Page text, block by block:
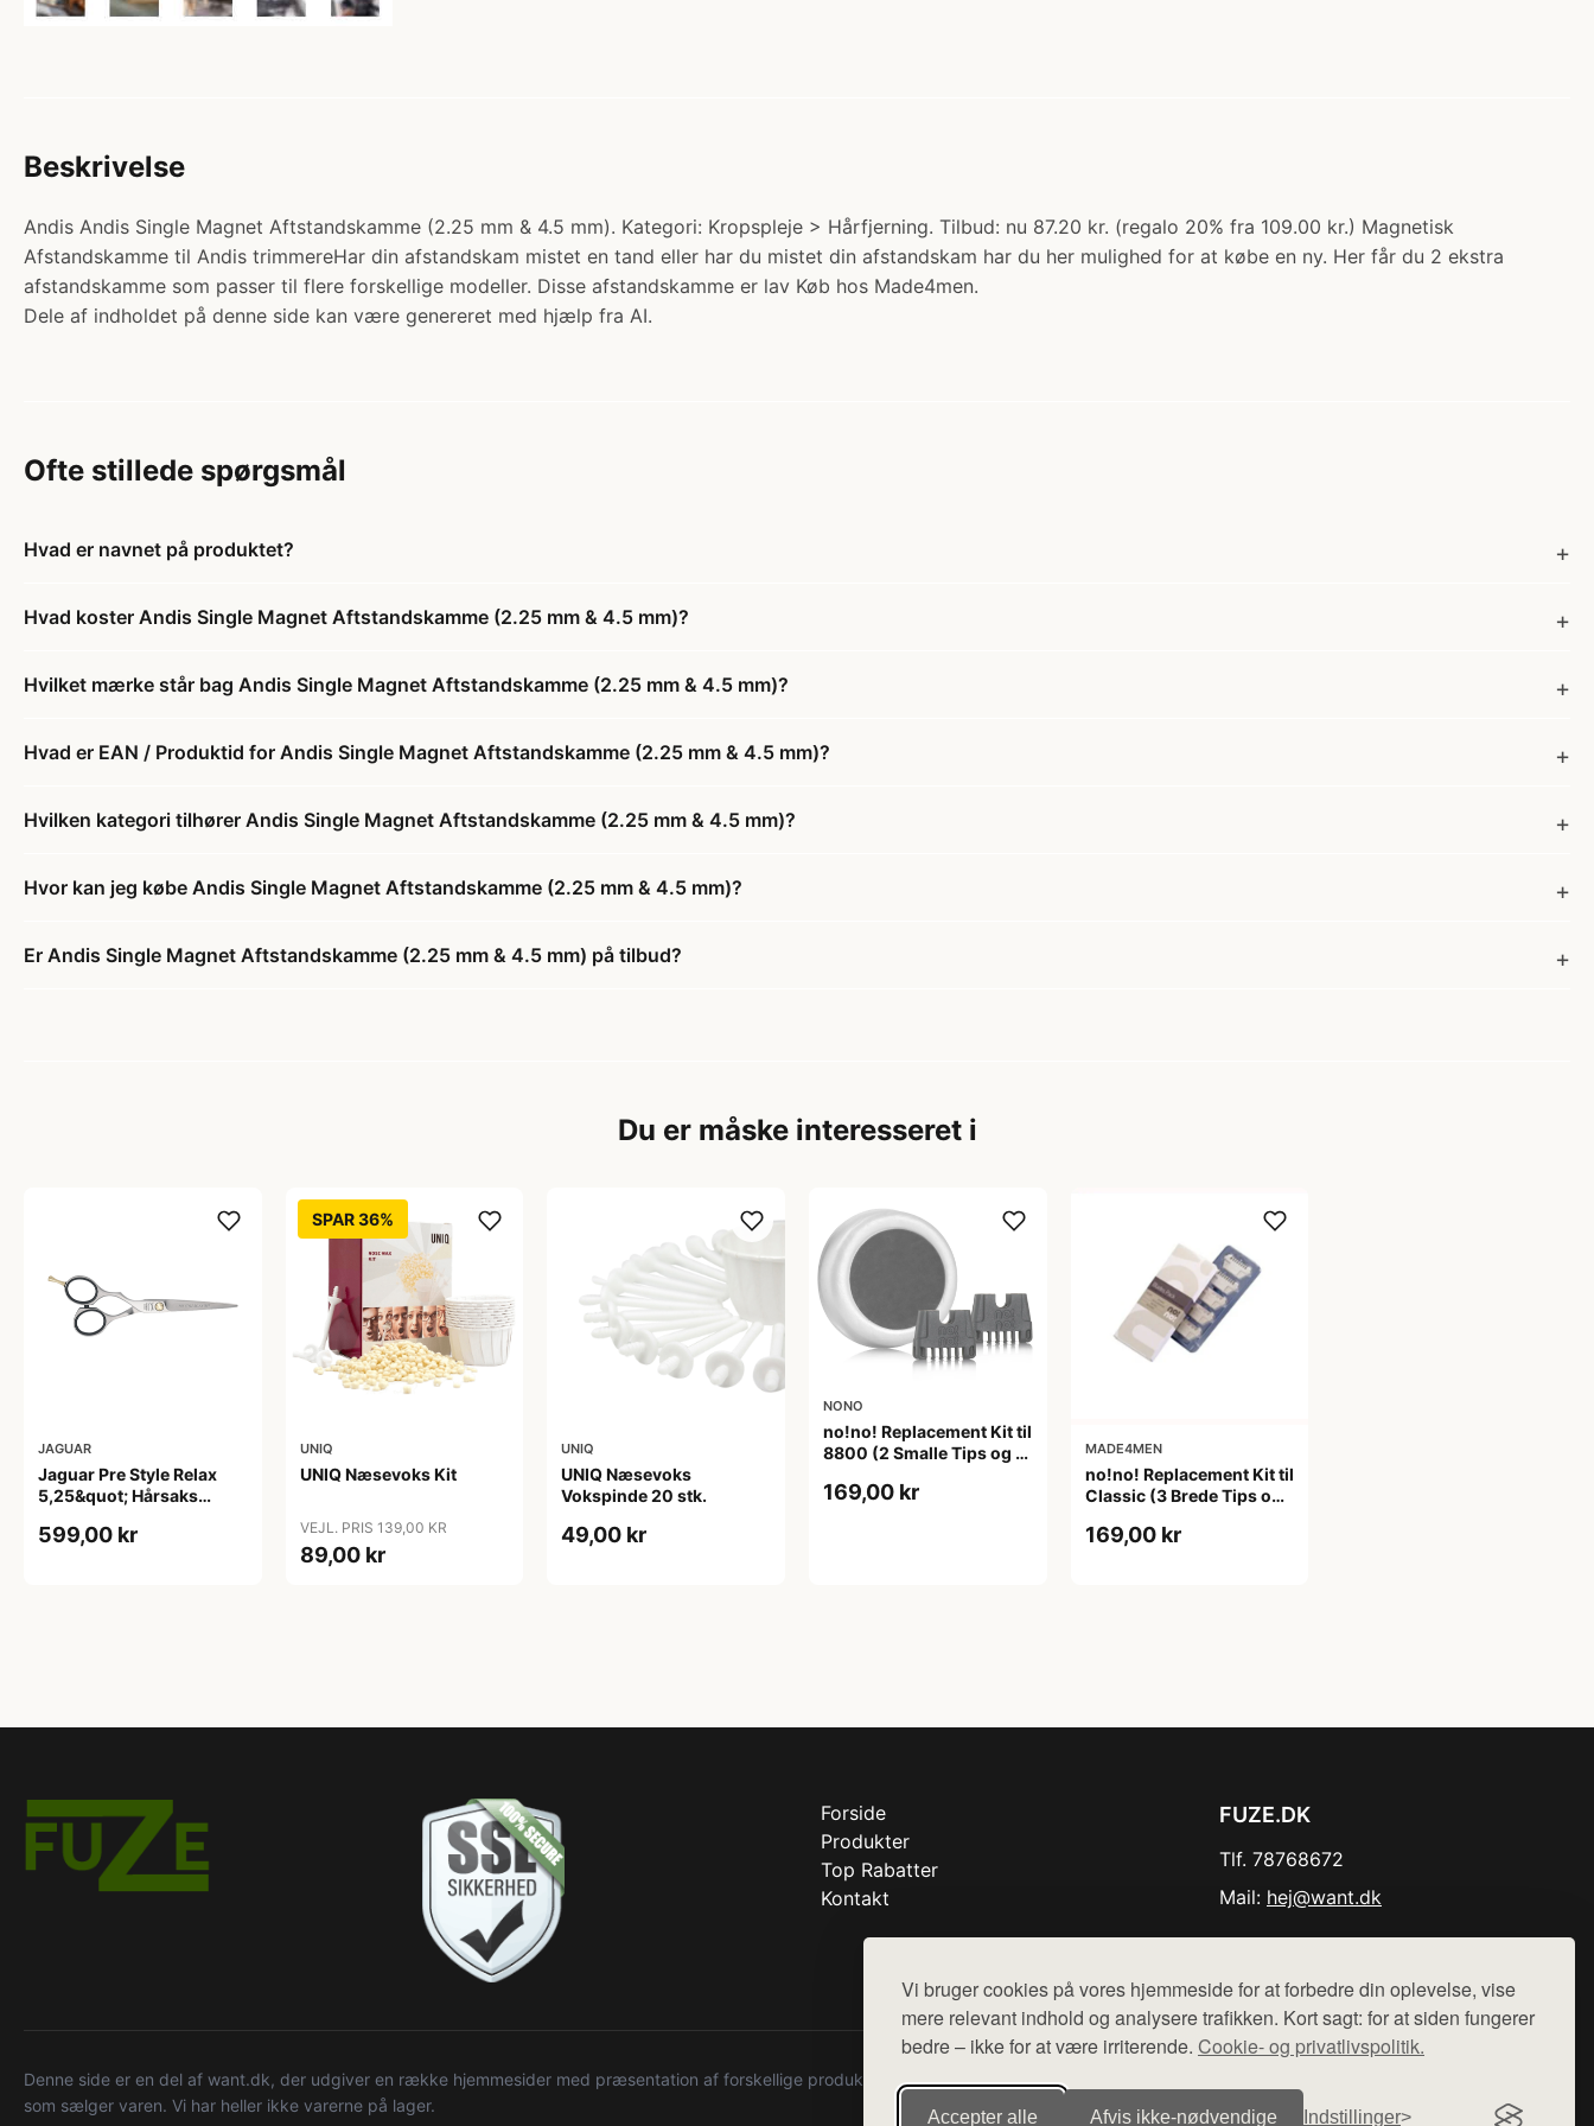
Vi bruger cookies på vores hjemmeside for at forbedre din oplevelse, vise
mere relevant indhold og analysere trafikken. Kort sagt: for at siden fungerer
bedre – ikke for at være irriterende. Cookie- og privatlivspolitik.
Accepter alle Afvis ikke‑nødvendige Indstillinger
Beskrivelse
Andis Andis Single Magnet Aftstandskamme (2.25 mm & 4.5 mm). Kategori: Kropspleje > Hårfjerning. Tilbud: nu 87.20 kr. (regalo 20% fra 109.00 kr.) Magnetisk
Afstandskamme til Andis trimmereHar din afstandskam mistet en tand eller har du mistet din afstandskam har du her mulighed for at købe en ny. Her får du 2 ekstra
afstandskamme som passer til flere forskellige modeller. Disse afstandskamme er lav Køb hos Made4men.
Dele af indholdet på denne side kan være genereret med hjælp fra AI.
Ofte stillede spørgsmål
Hvad er navnet på produktet?
Hvad koster Andis Single Magnet Aftstandskamme (2.25 mm & 4.5 mm)?
Hvilket mærke står bag Andis Single Magnet Aftstandskamme (2.25 mm & 4.5 mm)?
Hvad er EAN / Produktid for Andis Single Magnet Aftstandskamme (2.25 mm & 4.5 mm)?
Hvilken kategori tilhører Andis Single Magnet Aftstandskamme (2.25 mm & 4.5 mm)?
Hvor kan jeg købe Andis Single Magnet Aftstandskamme (2.25 mm & 4.5 mm)?
Er Andis Single Magnet Aftstandskamme (2.25 mm & 4.5 mm) på tilbud?
Du er måske interesseret i
JAGUAR
Jaguar Pre Style Relax
5,25&quot; Hårsaks
599,00 kr
SPAR 36%
UNIQ
UNIQ Næsevoks Kit
VEJL. PRIS 139,00 KR
89,00 kr
UNIQ
UNIQ Næsevoks
Vokspinde 20 stk.
49,00 kr
NONO
no!no! Replacement Kit til
8800 (2 Smalle Tips og 1
169,00 kr
MADE4MEN
no!no! Replacement Kit til
Classic (3 Brede Tips og
169,00 kr
Forside
Produkter
Top Rabatter
Kontakt
FUZE.DK
Tlf. 78768672
Mail: hej@want.dk
Denne side er en del af want.dk, der udgiver en række hjemmesider med præsentation af forskellige produkter fra diverse webshops. Der sælges ikke varer fra denne side - vi henviser til de shops,
som sælger varen. Vi har heller ikke varerne på lager.